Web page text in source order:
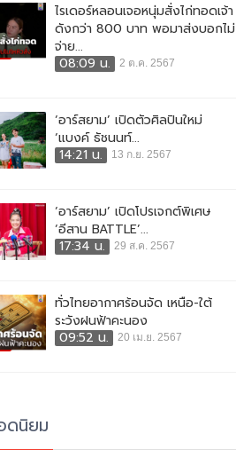
ไรเดอร์หลอนเจอหนุ่มสั่งไก่ทอดเจ้า
ดังกว่า 800 บาท พอมาส่งบอกไม่
จ่าย...
08:09 น.
2 ต.ค. 2567
‘อาร์สยาม’ เปิดตัวศิลปินใหม่
‘แบงค์ ธัชนนท์...
14:21 น.
13 ก.ย. 2567
‘อาร์สยาม’ เปิดโปรเจกต์พิเศษ
‘อีสาน BATTLE’...
17:34 น.
29 ส.ค. 2567
ทั่วไทยอากาศร้อนจัด เหนือ-ใต้
ระวังฝนฟ้าคะนอง
09:52 น.
20 เม.ย. 2567
ดนิยม